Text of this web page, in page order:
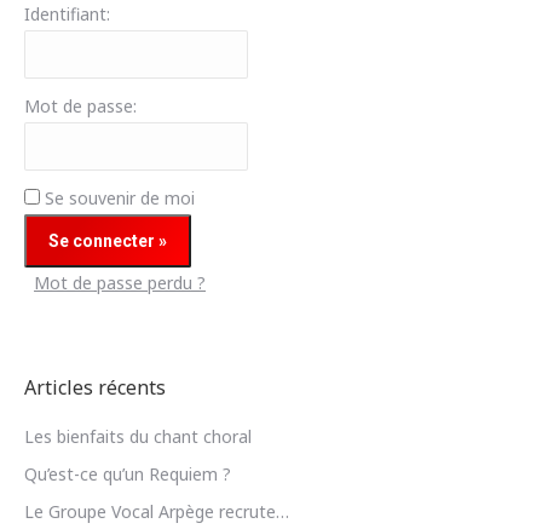
Identifiant:
Mot de passe:
Se souvenir de moi
Mot de passe perdu ?
Articles récents
Les bienfaits du chant choral
Qu’est-ce qu’un Requiem ?
Le Groupe Vocal Arpège recrute…